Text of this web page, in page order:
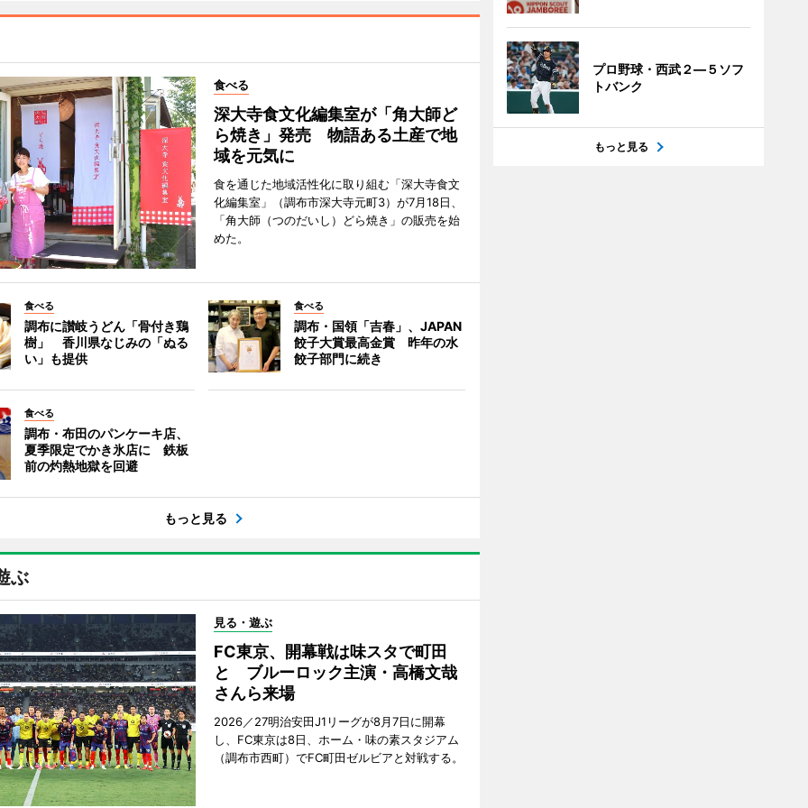
食べる
深大寺食文化編集室が「角大師ど
ら焼き」発売 物語ある土産で地
域を元気に
食を通じた地域活性化に取り組む「深大寺食文
化編集室」（調布市深大寺元町3）が7月18日、
「角大師（つのだいし）どら焼き」の販売を始
めた。
食べる
調布に讃岐うどん「骨付き鶏
樹」 香川県なじみの「ぬる
い」も提供
食べる
調布・国領「吉春」、JAPAN
餃子大賞最高金賞 昨年の水
餃子部門に続き
食べる
調布・布田のパンケーキ店、
夏季限定でかき氷店に 鉄板
前の灼熱地獄を回避
もっと見る
ぶ
見る・遊ぶ
FC東京、開幕戦は味スタで町田
と ブルーロック主演・高橋文哉
さんら来場
2026／27明治安田J1リーグが8月7日に開幕
し、FC東京は8日、ホーム・味の素スタジアム
（調布市西町）でFC町田ゼルビアと対戦する。
プロ野球・西武２―５ソフ
トバンク
もっと見る